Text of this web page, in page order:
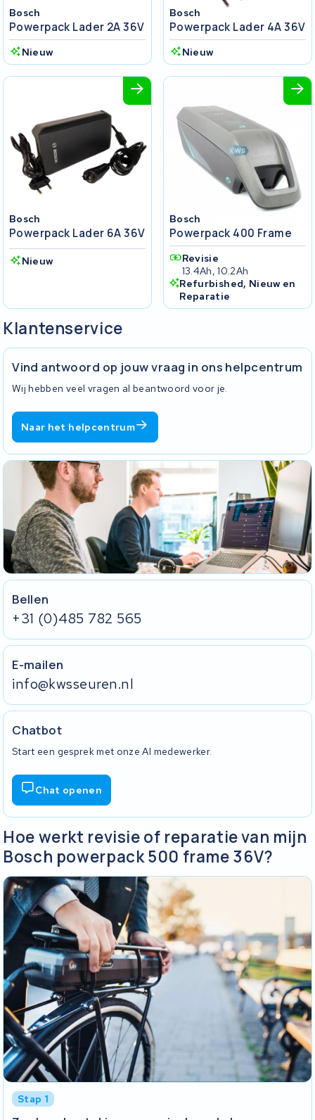
Bosch
Powerpack Lader 2A 36V
Nieuw
Bosch
Powerpack Lader 4A 36V
Nieuw
Bosch
Powerpack Lader 6A 36V
Nieuw
Bosch
Powerpack 400 Frame
Revisie
13.4Ah, 10.2Ah
Refurbished, Nieuw en
Reparatie
Klantenservice
Vind antwoord op jouw vraag in ons helpcentrum
Wij hebben veel vragen al beantwoord voor je.
Naar het helpcentrum
Bellen
+31 (0)485 782 565
E-mailen
info@kwsseuren.nl
Chatbot
Start een gesprek met onze AI medewerker.
Chat openen
Hoe werkt revisie of reparatie van mijn
Bosch powerpack 500 frame 36V?
Stap 1